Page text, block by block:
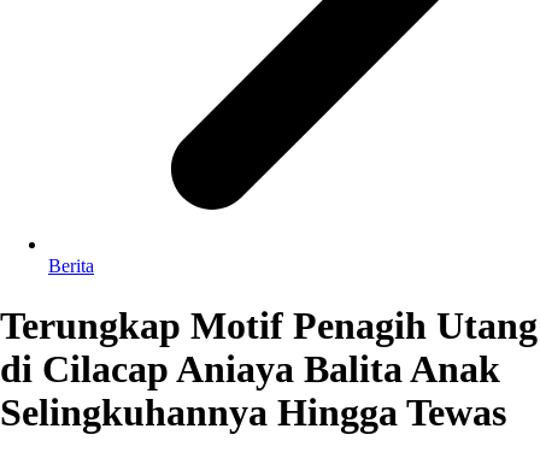
Berita
Terungkap Motif Penagih Utang
di Cilacap Aniaya Balita Anak
Selingkuhannya Hingga Tewas